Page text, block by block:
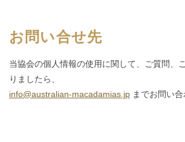
お問い合せ先
当協会の個人情報の使用に関して、ご質問、
りましたら、
info@australian-macadamias.jp までお問い合